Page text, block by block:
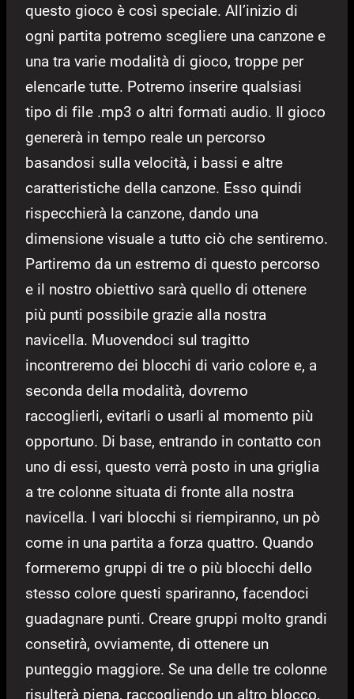
questo gioco è così speciale. All’inizio di
ogni partita potremo scegliere una canzone e
una tra varie modalità di gioco, troppe per
elencarle tutte. Potremo inserire qualsiasi
tipo di file .mp3 o altri formati audio. Il gioco
genererà in tempo reale un percorso
basandosi sulla velocità, i bassi e altre
caratteristiche della canzone. Esso quindi
rispecchierà la canzone, dando una
dimensione visuale a tutto ciò che sentiremo.
Partiremo da un estremo di questo percorso
e il nostro obiettivo sarà quello di ottenere
più punti possibile grazie alla nostra
navicella. Muovendoci sul tragitto
incontreremo dei blocchi di vario colore e, a
seconda della modalità, dovremo
raccoglierli, evitarli o usarli al momento più
opportuno. Di base, entrando in contatto con
uno di essi, questo verrà posto in una griglia
a tre colonne situata di fronte alla nostra
navicella. I vari blocchi si riempiranno, un pò
come in una partita a forza quattro. Quando
formeremo gruppi di tre o più blocchi dello
stesso colore questi spariranno, facendoci
guadagnare punti. Creare gruppi molto grandi
consetirà, ovviamente, di ottenere un
punteggio maggiore. Se una delle tre colonne
risulterà piena, raccogliendo un altro blocco,